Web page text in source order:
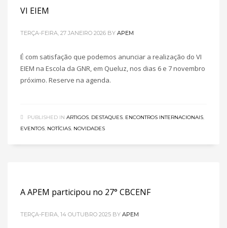
VI EIEM
TERÇA-FEIRA, 27 JANEIRO 2026 BY APEM
É com satisfação que podemos anunciar a realização do VI
EIEM na Escola da GNR, em Queluz, nos dias 6 e 7 novembro
próximo. Reserve na agenda.
PUBLISHED IN ARTIGOS, DESTAQUES, ENCONTROS INTERNACIONAIS,
EVENTOS, NOTÍCIAS, NOVIDADES
A APEM participou no 27° CBCENF
TERÇA-FEIRA, 14 OUTUBRO 2025 BY APEM